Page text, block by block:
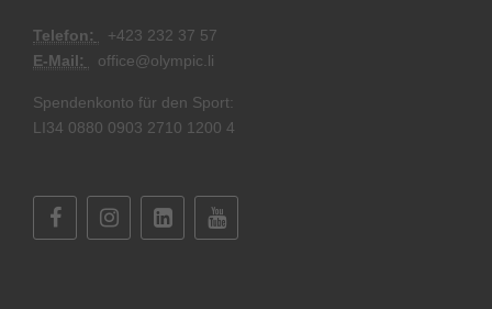
Telefon: +423 232 37 57
E-Mail:
office@olympic.li
Spendenkonto für den Sport:
LI34 0880 0903 2710 1200 4